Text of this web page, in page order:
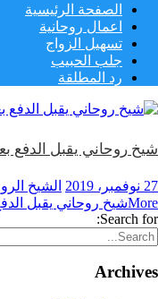
الصفحة الرئيسية
اعمال روحانية
تسهيل الزواج
جلب الحبيب
رد المطلقة
شيخ روحاني يقبل الدفع
27 نوفمبر، 2019 الشيخ
Moreشيخ روحاني يقبل
Search for:
Archives